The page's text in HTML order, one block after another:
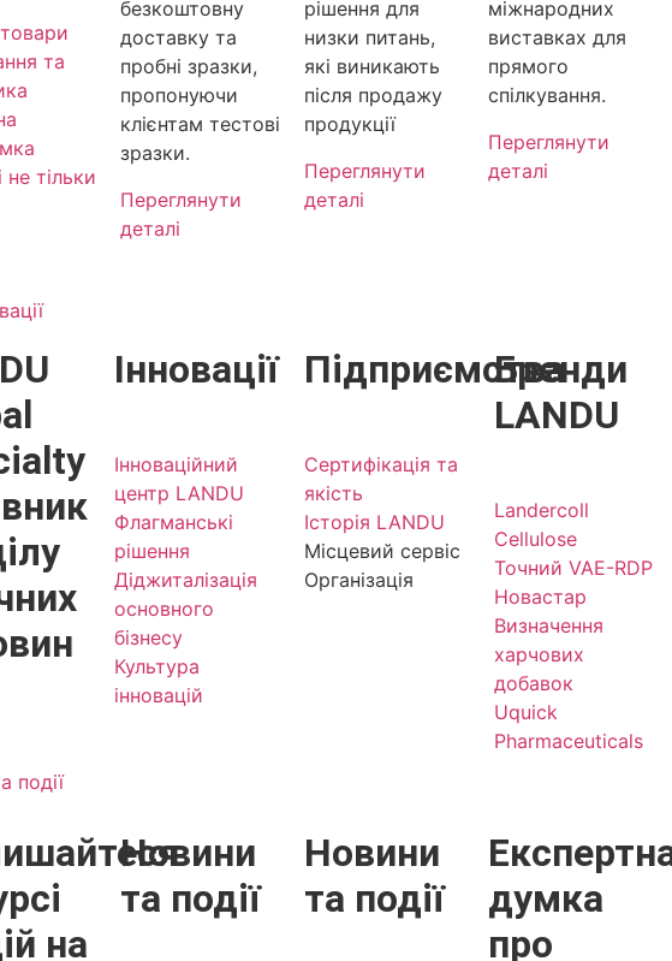
та
не тільки
безкоштовну
доставку та
пробні зразки,
пропонуючи
клієнтам тестові
зразки.
Переглянути
деталі
рішення для
низки питань,
які виникають
після продажу
продукції
Переглянути
деталі
міжнародних
виставках для
прямого
спілкування.
Переглянути
деталі
Інновації
Інноваційний
центр LANDU
Флагманські
рішення
Діджиталізація
основного
бізнесу
Культура
інновацій
Підприємства
Сертифікація та
якість
Історія LANDU
Місцевий сервіс
Організація
Бренди
LANDU
Landercoll
Cellulose
Точний VAE-RDP
Новастар
Визначення
харчових
добавок
Uquick
Pharmaceuticals
події
на
Новини
та події
Новини
та події
думка
про